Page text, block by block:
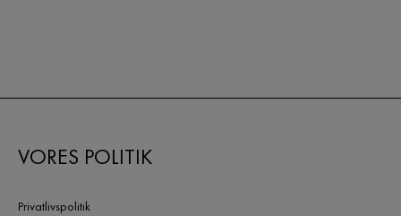
VORES POLITIK
Privatlivspolitik